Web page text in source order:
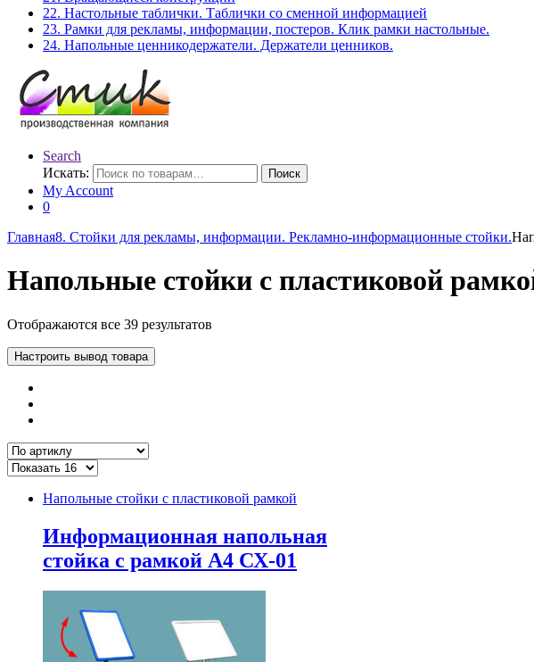
22. Настольные таблички. Таблички со сменной информацией
23. Рамки для рекламы, информации, постеров. Клик рамки настольные.
24. Напольные ценникодержатели. Держатели ценников.
Search
Искать:
Поиск
My Account
0
Главная8. Стойки для рекламы, информации. Рекламно-информационные стойки.
Напольные стойки с пластиковой
Отображаются все 39 результатов
Настроить вывод товара
Напольные стойки с пластиковой рамкой
Информационная напольная
стойка с рамкой А4 СХ-01